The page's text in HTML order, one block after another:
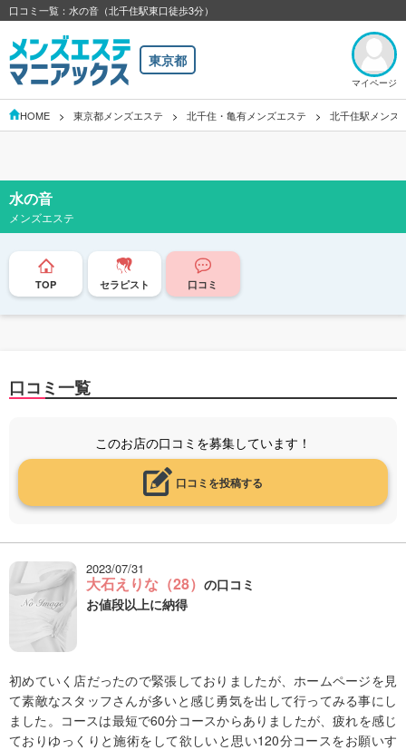
口コミ一覧：水の音（北千住駅東口徒歩3分）
東京都
マイページ
HOME 東京都メンズエステ 北千住・亀有メンズエステ 北千住駅メンズ
水の音
メンズエステ
TOP セラピスト 口コミ
口コミ一覧
このお店の口コミを募集しています！
口コミを投稿する
2023/07/31
大石えりな（28） の口コミ
お値段以上に納得
初めていく店だったので緊張しておりましたが、ホームページを見
て素敵なスタッフさんが多いと感じ勇気を出して行ってみる事にし
ました。コースは最短で60分コースからありましたが、疲れを感じ
ておりゆっくりと施術をして欲しいと思い120分コースをお願いす